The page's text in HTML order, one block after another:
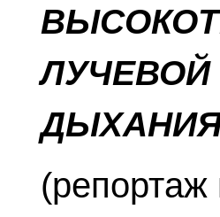
ЛУЧЕВОЙ
(репортаж